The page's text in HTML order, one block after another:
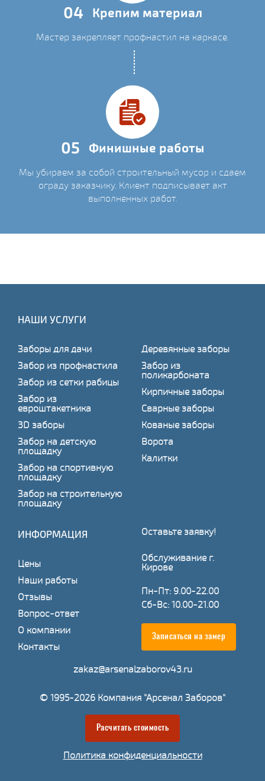
04 Крепим материал
Мастер закрепляет профнастил на каркасе.
05 Финишные работы
Мы убираем за собой строительный мусор и сдаем
ограду заказчику. Клиент подписывает акт
выполненных работ.
НАШИ УСЛУГИ
Заборы для дачи
Забор из профнастила
Забор из сетки рабицы
Забор из
евроштакетника
3D заборы
Забор на детскую
площадку
Забор на спортивную
площадку
Забор на строительную
площадку
Деревянные заборы
Забор из
поликарбоната
Кирпичные заборы
Сварные заборы
Кованые заборы
Ворота
Калитки
ИНФОРМАЦИЯ
Цены
Наши работы
Отзывы
Вопрос-ответ
О компании
Контакты
Оставьте заявку!
Обслуживание г.
Кирове
Пн-Пт: 9.00-22.00
Сб-Вс: 10.00-21.00
Записаться на замер
zakaz@arsenalzaborov43.ru
© 1995-2026 Компания "Арсенал Заборов"
Расчитать стоимость
Политика конфиденциальности